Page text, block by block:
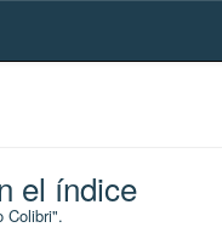
el índice
Colibri".